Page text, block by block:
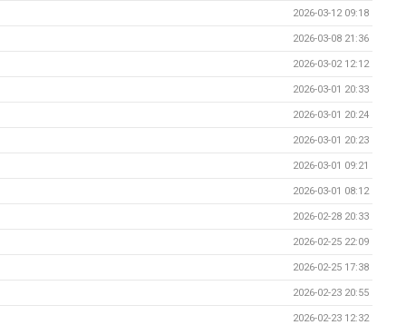
2026-03-12 09:18
2026-03-08 21:36
2026-03-02 12:12
2026-03-01 20:33
2026-03-01 20:24
2026-03-01 20:23
2026-03-01 09:21
2026-03-01 08:12
2026-02-28 20:33
2026-02-25 22:09
2026-02-25 17:38
2026-02-23 20:55
2026-02-23 12:32